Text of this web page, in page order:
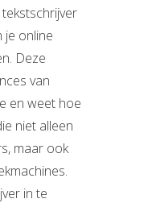
tekstschrijver
je online
Deze
van
en weet hoe
niet alleen
maar ook
in te